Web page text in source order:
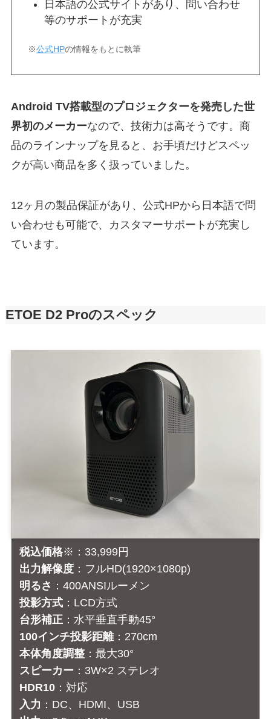
日本語の公式サイトがあり、問い合わせ
等のサポートが充実
※公式HPの情報をもとに執筆
Android TV搭載型のプロジェクターを発売した世
界初のメーカーなので、技術力は高そうです。商
品のラインナップを見ると、お手頃だけどスペッ
クが高い商品を多く扱っていました。
12ヶ月の製品保証があり、公式HPから日本語で問
い合わせも可能で、カスタマーサポートが充実し
ています。
ETOE D2 Proのスペック
税込価格※：33,999円
出力解像度 ：フルHD(1920×1080p)
明るさ ：400ANSIルーメン
投影方式 ：LCD方式
台形補正 ：水平垂直手動45°
100インチ投影距離：270cm
本体角度調整 ：最大30°
スピーカー ：3W×2 ステレオ
HDR10 ：対応
入力 ：DC、HDMI、USB